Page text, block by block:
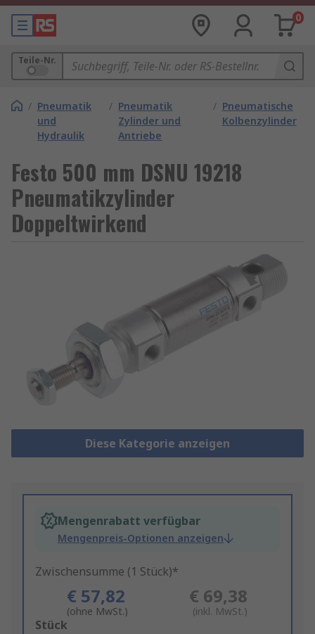
0
Teile-Nr.
/ Pneumatik
und
Hydraulik
/ Pneumatik
Zylinder und
Antriebe
/ Pneumatische
Kolbenzylinder
Festo 500 mm DSNU 19218
Pneumatikzylinder
Doppeltwirkend
Diese Kategorie anzeigen
Mengenrabatt verfügbar
Mengenpreis-Optionen anzeigen
Zwischensumme (1 Stück)*
€ 57,82
(ohne MwSt.)
€ 69,38
(inkl. MwSt.)
Add
Stück